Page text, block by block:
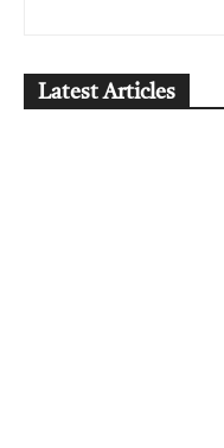
Latest Articles